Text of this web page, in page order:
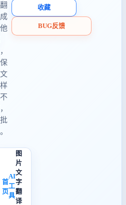
首
页
AI
工
具
图
片
文
字
翻
译
收藏
BUG反馈